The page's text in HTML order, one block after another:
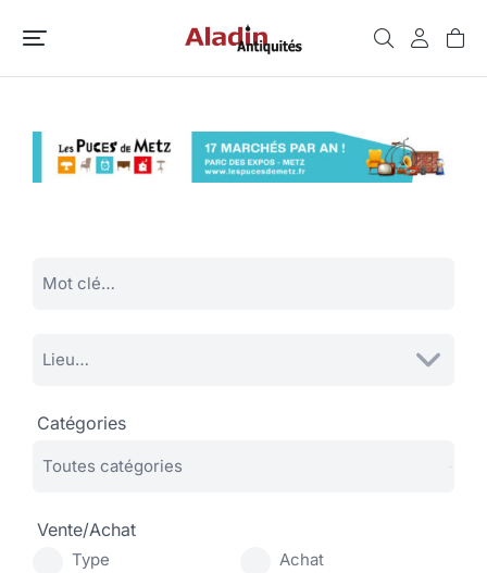
Catégories
Vente/Achat
Type Achat